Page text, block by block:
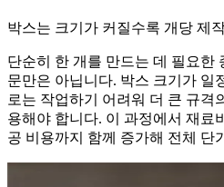
박스는 크기가 커질수록 개당 제
단순히 한 개를 만드는 데 필요한
문만은 아닙니다. 박스 크기가 일
로는 작업하기 어려워 더 큰 규격
용해야 합니다. 이 과정에서 재료
공 비용까지 함께 증가해 전체 단